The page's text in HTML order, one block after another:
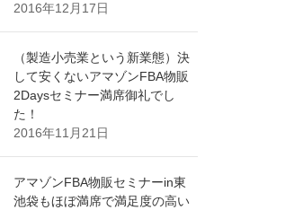
2016年12月17日
（製造小売業という新業態）決
して安くないアマゾンFBA物販
2Daysセミナー満席御礼でし
た！
2016年11月21日
アマゾンFBA物販セミナーin東
池袋もほぼ満席で満足度の高い